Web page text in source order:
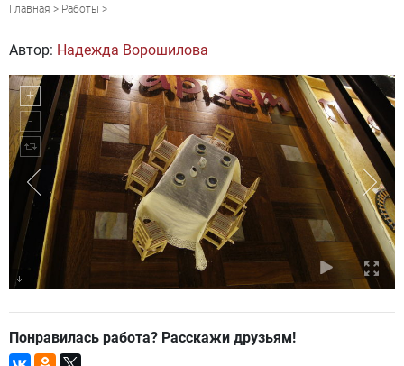
Главная > Работы >
Автор: Надежда Ворошилова
Понравилась работа? Расскажи друзьям!